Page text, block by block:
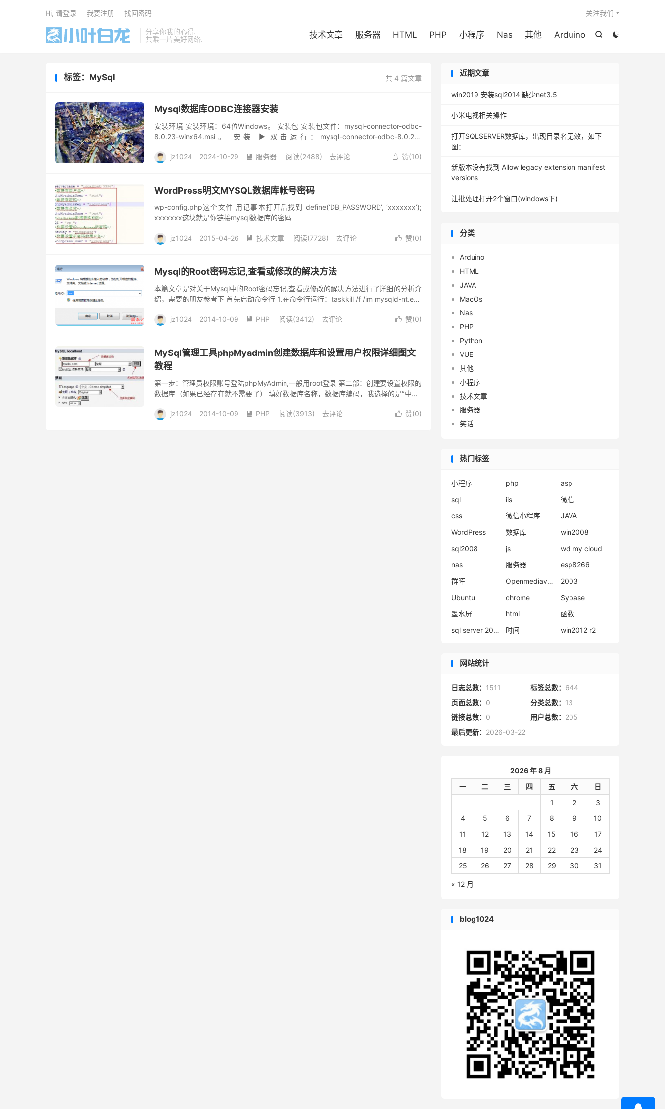
分享你我的心得.
共乘一片美好网络.


技术文章 服务器 HTML PHP 小程序 Nas 其他 Arduino
关注我们
Hi, 请登录 我要注册 找回密码
共 4 篇文章
标签：MySql
Mysql数据库ODBC连接器安装
安装环境 安装环境：64位Windows。 安装包 安装包文件：mysql-connector-odbc-
8.0.23-winx64.msi。 安装 ► 双击运行：mysql-connector-odbc-8.0.23-
 赞(10)
jz1024 2024-10-29  服务器 阅读(2488) 去评论
WordPress明文MYSQL数据库帐号密码
wp-config.php这个文件 用记事本打开后找到 define(‘DB_PASSWORD’, ‘xxxxxxx’);
xxxxxxx这块就是你链接mysql数据库的密码
 赞(0)
jz1024 2015-04-26  技术文章 阅读(7728) 去评论
Mysql的Root密码忘记,查看或修改的解决方法
本篇文章是对关于Mysql中的Root密码忘记,查看或修改的解决方法进行了详细的分析介
绍，需要的朋友参考下 首先启动命令行 1.在命令行运行：taskkill /f /im mysqld-nt.exe
 赞(0)
jz1024 2014-10-09  PHP 阅读(3412) 去评论
MySql管理工具phpMyadmin创建数据库和设置用户权限详细图文
教程
第一步：管理员权限账号登陆phpMyAdmin,一般用root登录 第二部：创建要设置权限的
数据库（如果已经存在就不需要了） 填好数据库名称，数据库编码，我选择的是“中文-
 赞(0)
jz1024 2014-10-09  PHP 阅读(3913) 去评论
近期文章
win2019 安装sql2014 缺少net3.5
小米电视相关操作
打开SQLSERVER数据库，出现目录名无效，如下
图：
新版本没有找到 Allow legacy extension manifest
versions
让批处理打开2个窗口(windows下)
分类
Arduino
HTML
JAVA
MacOs
Nas
PHP
Python
VUE
其他
小程序
技术文章
服务器
笑话
热门标签
小程序 php
asp
sql
iis
微信
css
微信小程序
JAVA
WordPress
数据库
win2008
sql2008
js
wd my cloud
nas
服务器
esp8266
群晖
Openmediavault
2003
Ubuntu
chrome
Sybase
墨水屏
html
函数
sql server 2008
时间 win2012 r2
网站统计
日志总数： 1511 标签总数： 644
页面总数： 0 分类总数： 13
链接总数： 0 用户总数： 205
最后更新： 2026-03-22
2026 年 8 月
一
二 三 四 五 六
日
1
2
3
4
5 6 7 8 9
10
11
12 13 14 15 16
17
18
19 20 21 22 23
24
25
26 27 28 29 30 31
« 12 月
blog1024